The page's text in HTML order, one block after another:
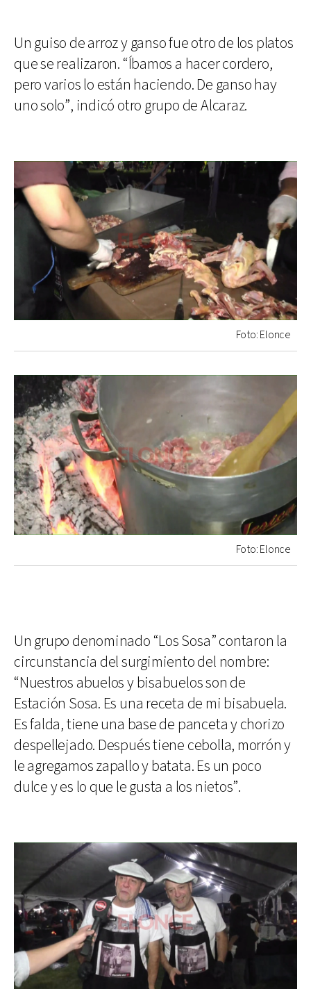
Un guiso de arroz y ganso fue otro de los platos
que se realizaron. “Íbamos a hacer cordero,
pero varios lo están haciendo. De ganso hay
uno solo”, indicó otro grupo de Alcaraz.
Foto: Elonce
Foto: Elonce
Un grupo denominado “Los Sosa” contaron la
circunstancia del surgimiento del nombre:
“Nuestros abuelos y bisabuelos son de
Estación Sosa. Es una receta de mi bisabuela.
Es falda, tiene una base de panceta y chorizo
despellejado. Después tiene cebolla, morrón y
le agregamos zapallo y batata. Es un poco
dulce y es lo que le gusta a los nietos”.